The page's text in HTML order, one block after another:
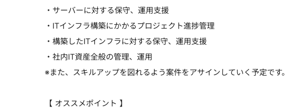
・サーバーに対する保守、運用支援
・ITインフラ構築にかかるプロジェクト進捗管理
・構築したITインフラに対する保守、運用支援
・社内IT資産全般の管理、運用
※また、スキルアップを図れるよう案件をアサインしていく予定です。
【 オススメポイント 】